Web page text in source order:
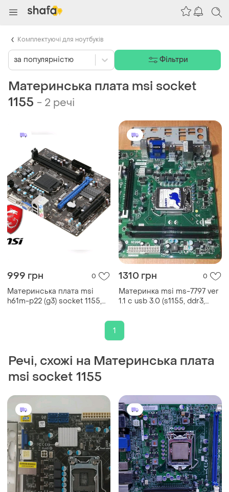
Материнська плата msi socket
1155 - 2 речі
999 грн 0
Материнська плата msi
h61m-p22 (g3) socket 1155,
1310 грн 0
Материнка msi ms-7797 ver
1.1 с usb 3.0 (s1155, ddr3,
1
Речі, схожі на Материнська плата
msi socket 1155
за популярністю Фільтри
Комплектуючі для ноутбуків